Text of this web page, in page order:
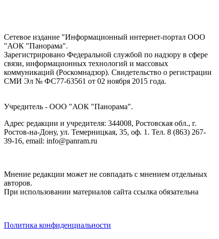
Сетевое издание "Информационный интернет-портал ООО
"АОК "Панорама".
Зарегистрировано Федеральной службой по надзору в сфере
связи, информационных технологий и массовых
коммуникаций (Роскомнадзор). Cвидетельство о регистрации
СМИ Эл № ФС77-63561 от 02 ноября 2015 года.
Учредитель - ООО "АОК "Панорама".
Адрес редакции и учредителя: 344008, Ростовская обл., г.
Ростов-на-Дону, ул. Темерницкая, 35, оф. 1. Тел. 8 (863) 267-
39-16, email: info@panram.ru
Мнение редакции может не совпадать с мнением отдельных
авторов.
При использовании материалов сайта ссылка обязательна
Политика конфиденциальности